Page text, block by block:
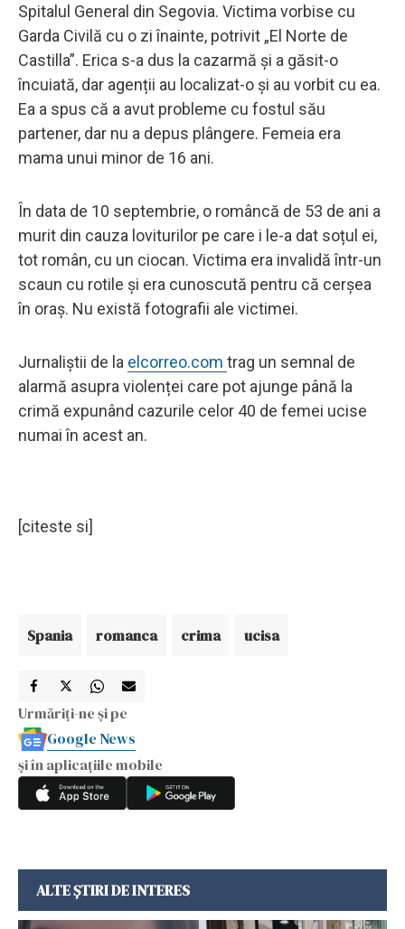
Spitalul General din Segovia. Victima vorbise cu
Garda Civilă cu o zi înainte, potrivit „El Norte de
Castilla”. Erica s-a dus la cazarmă și a găsit-o
încuiată, dar agenții au localizat-o și au vorbit cu ea.
Ea a spus că a avut probleme cu fostul său
partener, dar nu a depus plângere. Femeia era
mama unui minor de 16 ani.
În data de 10 septembrie, o româncă de 53 de ani a
murit din cauza loviturilor pe care i le-a dat soțul ei,
tot român, cu un ciocan. Victima era invalidă într-un
scaun cu rotile și era cunoscută pentru că cerșea
în oraș. Nu există fotografii ale victimei.
Jurnaliștii de la elcorreo.com trag un semnal de
alarmă asupra violenței care pot ajunge până la
crimă expunând cazurile celor 40 de femei ucise
numai în acest an.
[citeste si]
Spania romanca crima ucisa
Urmăriți-ne și pe
Google News
și în aplicațiile mobile
ALTE ȘTIRI DE INTERES